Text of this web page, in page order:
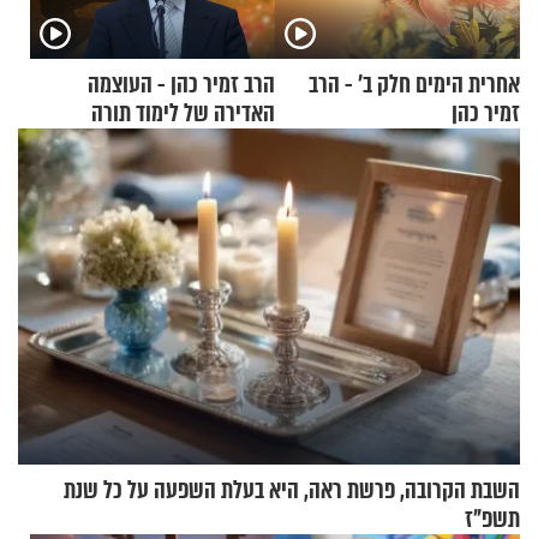
אחרית הימים חלק ב’ - הרב
זמיר כהן
הרב זמיר כהן - העוצמה
האדירה של לימוד תורה
השבת הקרובה, פרשת ראה, היא בעלת השפעה על כל שנת
תשפ"ז